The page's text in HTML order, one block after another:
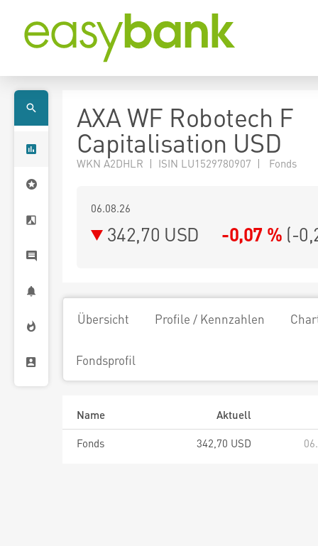
AXA WF Robotech F
Capitalisation USD
WKN A2DHLR | ISIN LU1529780907 | Fonds
06.08.26
342,70 USD -0,07 % (-
Übersicht Profile / Kennzahlen
Fondsprofil
Name
Aktuell
Fonds
342,70 USD